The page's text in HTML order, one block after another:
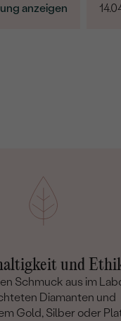
anzeigen
Die
und
Schmuck aus im
Diamanten und
Gold, Silber oder